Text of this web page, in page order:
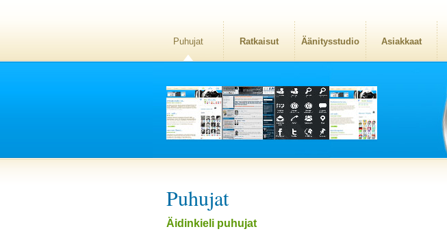
Puhujat Ratkaisut Äänitysstudio Asiakkaat
Puhujat
Äidinkieli puhujat